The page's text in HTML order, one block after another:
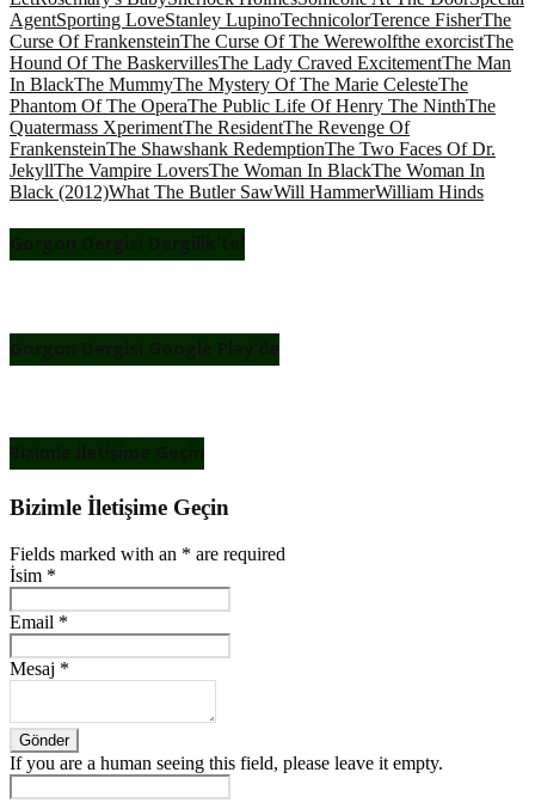
AgentSporting LoveStanley LupinoTechnicolorTerence FisherThe
Curse Of FrankensteinThe Curse Of The Werewolfthe exorcistThe
Hound Of The BaskervillesThe Lady Craved ExcitementThe Man
In BlackThe MummyThe Mystery Of The Marie CelesteThe
Phantom Of The OperaThe Public Life Of Henry The NinthThe
Quatermass XperimentThe ResidentThe Revenge Of
FrankensteinThe Shawshank RedemptionThe Two Faces Of Dr.
JekyllThe Vampire LoversThe Woman In BlackThe Woman In
Black (2012)What The Butler SawWill HammerWilliam Hinds
Gorgon Dergisi Dergilik’te!
Gorgon Dergisi Google Play’de
Bizimle İletişime Geçin
Bizimle İletişime Geçin
Fields marked with an * are required
İsim *
Email *
Mesaj *
If you are a human seeing this field, please leave it empty.